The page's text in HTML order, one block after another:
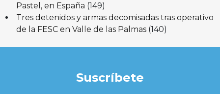
Pastel, en España (149)
Tres detenidos y armas decomisadas tras operativo
de la FESC en Valle de las Palmas (140)
Suscríbete